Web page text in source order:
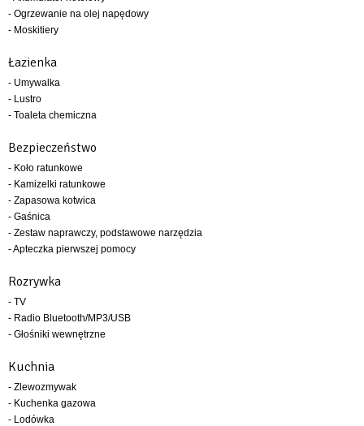
- Ogrzewanie na olej napędowy
- Moskitiery
Łazienka
- Umywalka
- Lustro
- Toaleta chemiczna
Bezpieczeństwo
- Koło ratunkowe
- Kamizelki ratunkowe
- Zapasowa kotwica
- Gaśnica
- Zestaw naprawczy, podstawowe narzędzia
- Apteczka pierwszej pomocy
Rozrywka
- TV
- Radio Bluetooth/MP3/USB
- Głośniki wewnętrzne
Kuchnia
- Zlewozmywak
- Kuchenka gazowa
- Lodówka